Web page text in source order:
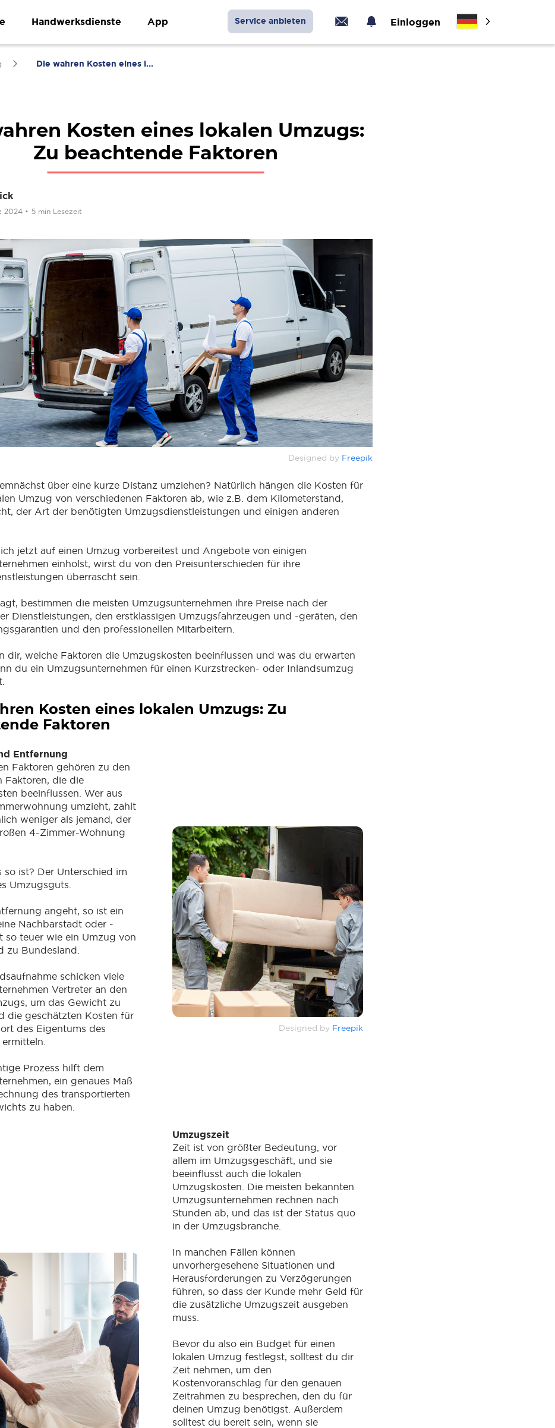
Handwerksdienste App Service anbieten Einloggen
Die wahren Kosten eines l...
Kosten eines lokalen Umzugs:
Zu beachtende Faktoren
2024 • 5 min Lesezeit
Designed by Freepik
über eine kurze Distanz umziehen? Natürlich hängen die Kosten für
Umzug von verschiedenen Faktoren ab, wie z.B. dem Kilometerstand,
der Art der benötigten Umzugsdienstleistungen und einigen anderen
jetzt auf einen Umzug vorbereitest und Angebote von einigen
einholst, wirst du von den Preisunterschieden für ihre
überrascht sein.
bestimmen die meisten Umzugsunternehmen ihre Preise nach der
Dienstleistungen, den erstklassigen Umzugsfahrzeugen und -geräten, den
und den professionellen Mitarbeitern.
dir, welche Faktoren die Umzugskosten beeinflussen und was du erwarten
du ein Umzugsunternehmen für einen Kurzstrecken- oder Inlandsumzug
Kosten eines lokalen Umzugs: Zu
Faktoren
Entfernung
Faktoren gehören zu den
Faktoren, die die
beeinflussen. Wer aus
umzieht, zahlt
weniger als jemand, der
4-Zimmer-Wohnung
so ist? Der Unterschied im
Umzugsguts.
angeht, so ist ein
Nachbarstadt oder -
so teuer wie ein Umzug von
zu Bundesland.
schicken viele
Vertreter an den
um das Gewicht zu
die geschätzten Kosten für
des Eigentums des
Prozess hilft dem
ein genaues Maß
des transportierten
zu haben.
Designed by Freepik
Umzugszeit
Zeit ist von größter Bedeutung, vor
allem im Umzugsgeschäft, und sie
beeinflusst auch die lokalen
Umzugskosten. Die meisten bekannten
Umzugsunternehmen rechnen nach
Stunden ab, und das ist der Status quo
in der Umzugsbranche.
In manchen Fällen können
unvorhergesehene Situationen und
Herausforderungen zu Verzögerungen
führen, so dass der Kunde mehr Geld für
die zusätzliche Umzugszeit ausgeben
muss.
Bevor du also ein Budget für einen
lokalen Umzug festlegst, solltest du dir
Zeit nehmen, um den
Kostenvoranschlag für den genauen
Zeitrahmen zu besprechen, den du für
deinen Umzug benötigst. Außerdem
solltest du bereit sein, wenn sie